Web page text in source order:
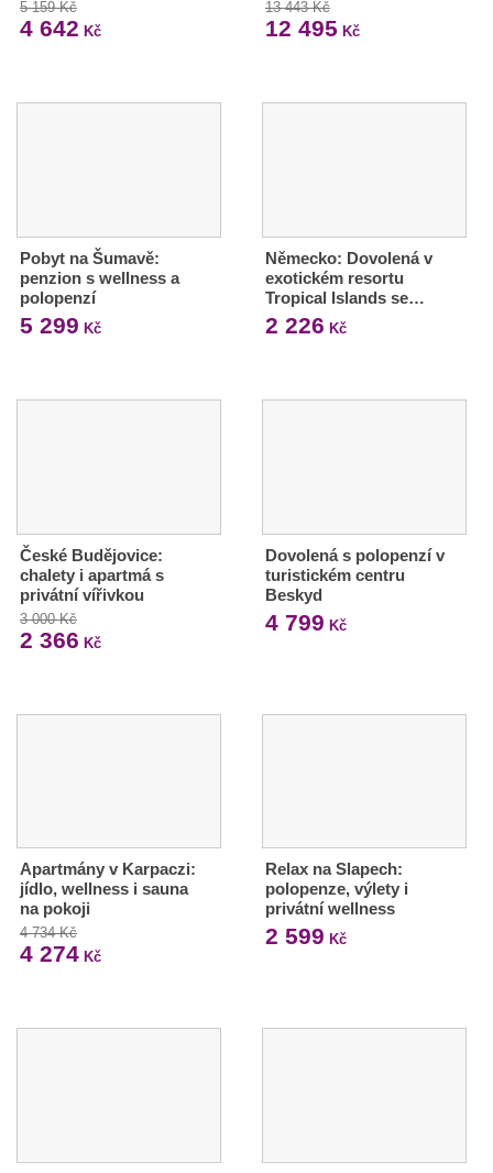
5 159 Kč
4 642 Kč
13 443 Kč
12 495 Kč
Pobyt na Šumavě:
penzion s wellness a
polopenzí
5 299 Kč
Německo: Dovolená v
exotickém resortu
Tropical Islands se…
2 226 Kč
České Budějovice:
chalety i apartmá s
privátní vířivkou
3 000 Kč
2 366 Kč
Dovolená s polopenzí v
turistickém centru
Beskyd
4 799 Kč
Apartmány v Karpaczi:
jídlo, wellness i sauna
na pokoji
4 734 Kč
4 274 Kč
Relax na Slapech:
polopenze, výlety i
privátní wellness
2 599 Kč